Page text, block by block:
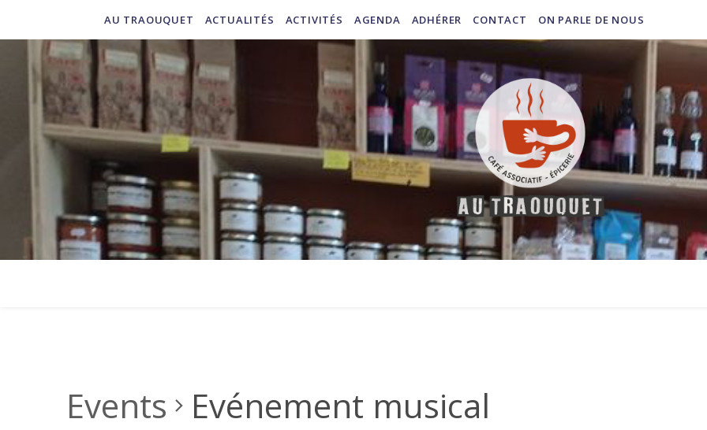
AU TRAOUQUET ACTUALITÉS ACTIVITÉS AGENDA ADHÉRER CONTACT ON PARLE DE NOUS
Events Evénement musical